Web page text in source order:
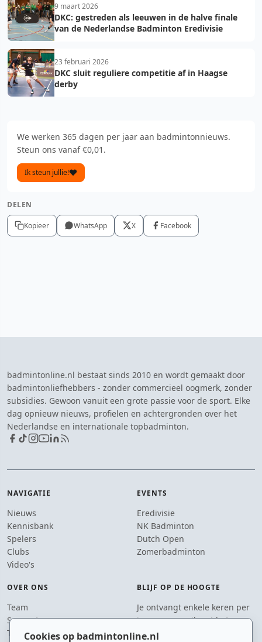
Cookies op badmintonline.nl
9 maart 2026
DKC: gestreden als leeuwen in de halve finale
van de Nederlandse Badminton Eredivisie
23 februari 2026
DKC sluit reguliere competitie af in Haagse
derby
We werken 365 dagen per jaar aan badmintonnieuws.
Steun ons vanaf €0,01.
Ik steun jullie!
DELEN
Kopieer WhatsApp X Facebook
badmintonline.nl bestaat sinds 2010 en wordt gemaakt door
badmintonliefhebbers - zonder commercieel oogmerk, zonder
subsidies. Gewoon vanuit een grote passie voor de sport. Elke
dag opnieuw nieuws, profielen en achtergronden over het
Nederlandse en internationale topbadminton.
NAVIGATIE
Nieuws
Kennisbank
Spelers
Clubs
Video's
EVENTS
Eredivisie
NK Badminton
Dutch Open
Zomerbadminton
OVER ONS
Team
Supporters
Tip de redactie
BLIJF OP DE HOOGTE
Je ontvangt enkele keren per
jaar een e-mail met het
laatste badmintonnieuws.